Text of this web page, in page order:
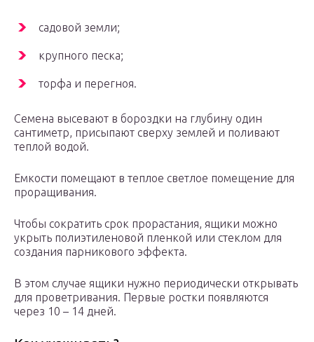
садовой земли;
крупного песка;
торфа и перегноя.
Семена высевают в бороздки на глубину один
сантиметр, присыпают сверху землей и поливают
теплой водой.
Емкости помещают в теплое светлое помещение для
проращивания.
Чтобы сократить срок прорастания, ящики можно
укрыть полиэтиленовой пленкой или стеклом для
создания парникового эффекта.
В этом случае ящики нужно периодически открывать
для проветривания. Первые ростки появляются
через 10 – 14 дней.